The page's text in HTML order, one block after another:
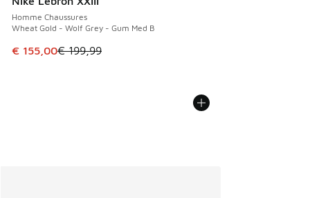
Homme Chaussures
Wheat Gold - Wolf Grey - Gum Med B
Cet article est en promotion. Prix en baisse de € 199,99 à
€ 155,00€ 199,99